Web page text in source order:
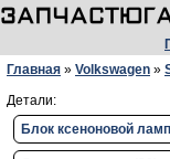
Главная » Volkswagen »
Детали:
Блок ксеноновой